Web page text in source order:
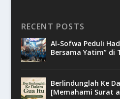
RECENT POSTS
Al-Sofwa Peduli
Bersama Yatim” di
Berlindunglah Ke
[Memahami Surat